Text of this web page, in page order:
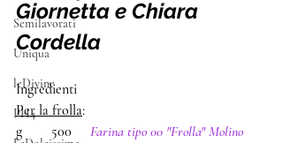
Semilavorati
Uniqua
leDivine
PH4
Giornetta e Chiara
Cordella
Ingredienti
Per la frolla:
Farina tipo 00 "Frolla" Molino